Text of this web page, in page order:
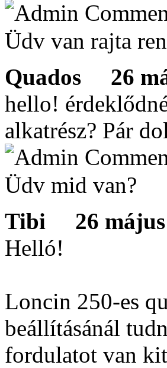
Üdv van rajta
Quados
26
hello!
alkatrész? Pár
Üdv mid van?
Tibi
26 május
Helló!
Loncin 250-es
beállításánál
fordulatot van